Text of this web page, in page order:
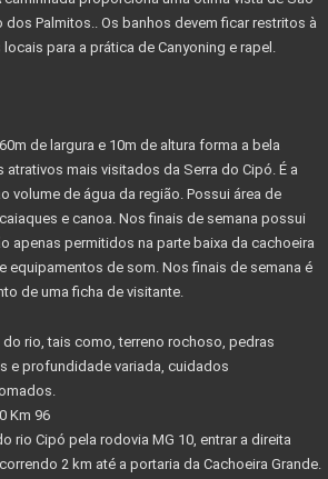
dos Palmitos.. Os banhos devem ficar restritos à
para a prática de Canyoning e rapel.
de largura e 10m de altura forma a bela
atrativos mais visitados da Serra do Cipó. É a
volume de água da região. Possui área de
e canoa. Nos finais de semana possui
apenas permitidos na parte baixa da cachoeira
equipamentos de som. Nos finais de semana é
de uma ficha de visitante.
rio, tais como, terreno rochoso, pedras
e profundidade variada, cuidados
Km 96
rio Cipó pela rodovia MG 10, entrar a direita
2 km até a portaria da Cachoeira Grande.